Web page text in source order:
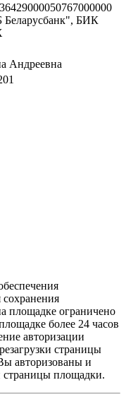
БИК
Андреевна
площадке ограничено
более 24 часов
авторизации
страницы
авторизованы и
страницы площадки.